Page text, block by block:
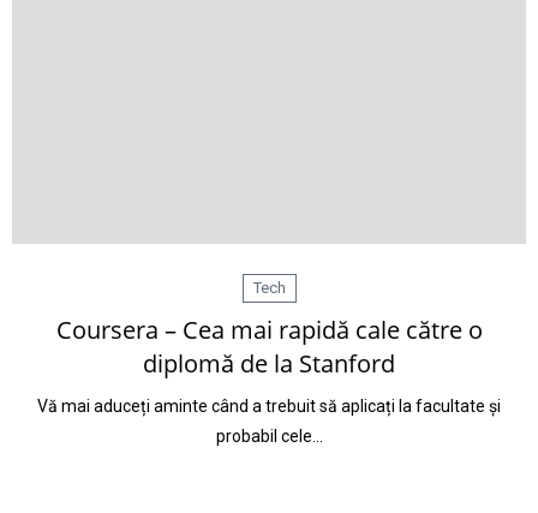
Tech
Coursera – Cea mai rapidă cale către o
diplomă de la Stanford
Vă mai aduceți aminte când a trebuit să aplicați la facultate și
probabil cele…